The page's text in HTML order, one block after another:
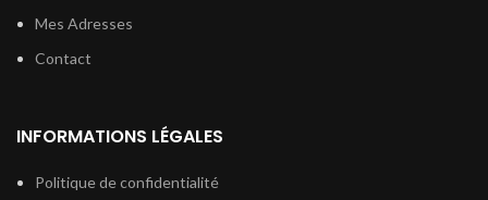
Mes Adresses
Contact
INFORMATIONS LÉGALES
Politique de confidentialité